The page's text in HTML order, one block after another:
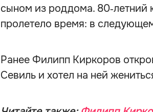
сыном из роддома. 80‑летний
пролетело время: в
Ранее Филипп Киркоров
Севиль и хотел на ней